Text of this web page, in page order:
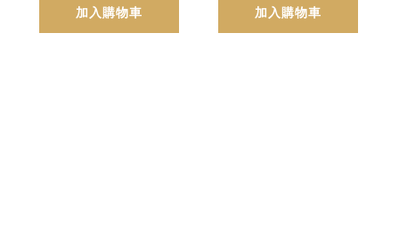
加入購物車 加入購物車